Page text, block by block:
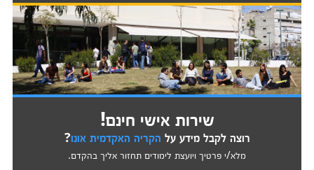
שירות אישי חינם!
רוצה לקבל מידע על הקריה האקדמית אונו?
מלא/י פרטיך ויועצת לימודים תחזור אליך בהקדם.